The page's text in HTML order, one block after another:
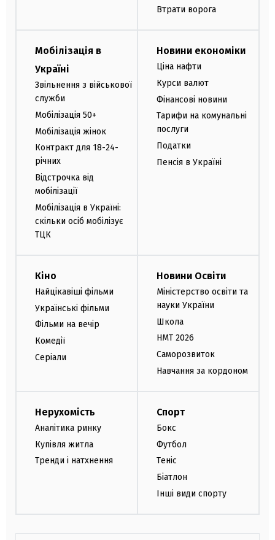
Втрати ворога
Мобілізація в
Україні
Звільнення з військової
служби
Мобілізація 50+
Мобілізація жінок
Контракт для 18-24-
річних
Відстрочка від
мобілізації
Мобілізація в Україні:
скільки осіб мобілізує
ТЦК
Новини економіки
Ціна нафти
Курси валют
Фінансові новини
Тарифи на комунальні
послуги
Податки
Пенсія в Україні
Кіно
Найцікавіші фільми
Українські фільми
Фільми на вечір
Комедії
Серіали
Новини Освіти
Міністерство освіти та
науки України
Школа
НМТ 2026
Саморозвиток
Навчання за кордоном
Нерухомість
Аналітика ринку
Купівля житла
Тренди і натхнення
Спорт
Бокс
Футбол
Теніс
Біатлон
Інші види спорту